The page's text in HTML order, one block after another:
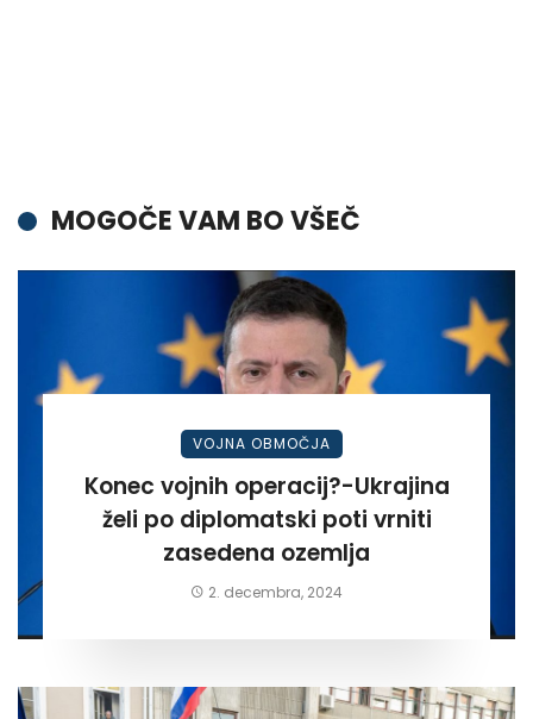
MOGOČE VAM BO VŠEČ
VOJNA OBMOČJA
Konec vojnih operacij?-Ukrajina
želi po diplomatski poti vrniti
zasedena ozemlja
2. decembra, 2024